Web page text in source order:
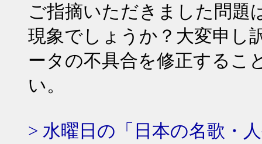
ご指摘いただきました問題
現象でしょうか？大変申し
ータの不具合を修正するこ
い。
> 水曜日の「日本の名歌・